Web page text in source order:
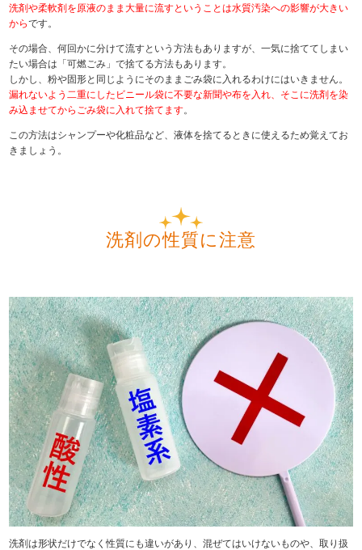
洗剤や柔軟剤を原液のまま大量に流すということは水質汚染への影響が大きい
からです。
その場合、何回かに分けて流すという方法もありますが、一気に捨ててしまい
たい場合は「可燃ごみ」で捨てる方法もあります。
しかし、粉や固形と同じようにそのままごみ袋に入れるわけにはいきません。
漏れないよう二重にしたビニール袋に不要な新聞や布を入れ、そこに洗剤を染
み込ませてからごみ袋に入れて捨てます。
この方法はシャンプーや化粧品など、液体を捨てるときに使えるため覚えてお
きましょう。
洗剤の性質に注意
洗剤は形状だけでなく性質にも違いがあり、混ぜてはいけないものや、取り扱